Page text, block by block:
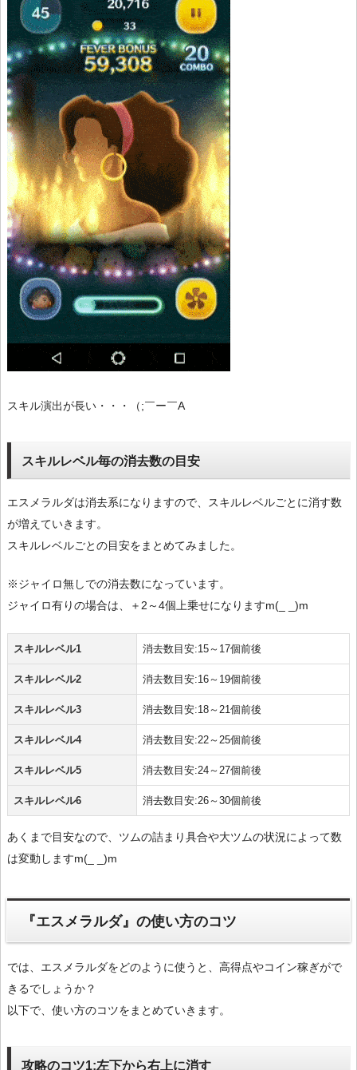
スキル演出が長い・・・（;￣ー￣A
スキルレベル毎の消去数の目安
エスメラルダは消去系になりますので、スキルレベルごとに消す数
が増えていきます。
スキルレベルごとの目安をまとめてみました。
※ジャイロ無しでの消去数になっています。
ジャイロ有りの場合は、＋2～4個上乗せになりますm(_ _)m
スキルレベル1 消去数目安:15～17個前後
スキルレベル2 消去数目安:16～19個前後
スキルレベル3 消去数目安:18～21個前後
スキルレベル4 消去数目安:22～25個前後
スキルレベル5 消去数目安:24～27個前後
スキルレベル6 消去数目安:26～30個前後
あくまで目安なので、ツムの詰まり具合や大ツムの状況によって数
は変動しますm(_ _)m
『エスメラルダ』の使い方のコツ
では、エスメラルダをどのように使うと、高得点やコイン稼ぎがで
きるでしょうか？
以下で、使い方のコツをまとめていきます。
攻略のコツ1:左下から右上に消す